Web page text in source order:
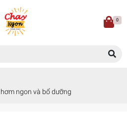
0
ngon và bổ dưỡng